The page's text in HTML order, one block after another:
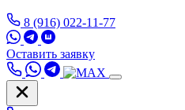
8 (916) 022-11-77
Оставить заявку